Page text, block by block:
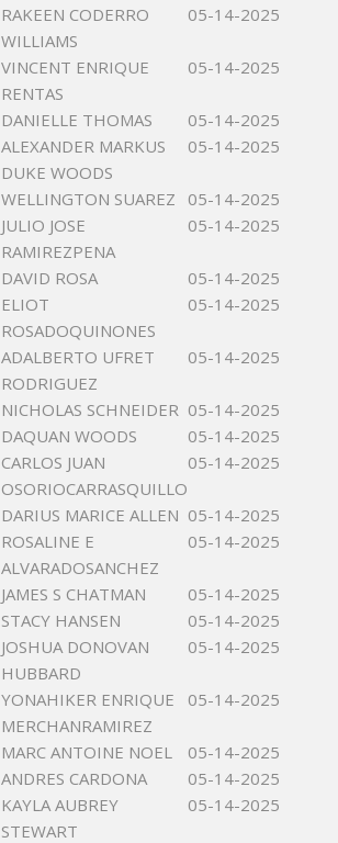
RAKEEN CODERRO
WILLIAMS
05-14-2025
VINCENT ENRIQUE
RENTAS
05-14-2025
DANIELLE THOMAS
05-14-2025
ALEXANDER MARKUS
DUKE WOODS
05-14-2025
WELLINGTON SUAREZ
05-14-2025
JULIO JOSE
RAMIREZPENA
05-14-2025
DAVID ROSA
05-14-2025
ELIOT
ROSADOQUINONES
05-14-2025
ADALBERTO UFRET
RODRIGUEZ
05-14-2025
NICHOLAS SCHNEIDER 05-14-2025
DAQUAN WOODS
05-14-2025
CARLOS JUAN
OSORIOCARRASQUILLO
05-14-2025
DARIUS MARICE ALLEN 05-14-2025
ROSALINE E
ALVARADOSANCHEZ
05-14-2025
JAMES S CHATMAN
05-14-2025
STACY HANSEN
05-14-2025
JOSHUA DONOVAN
HUBBARD
05-14-2025
YONAHIKER ENRIQUE
MERCHANRAMIREZ
05-14-2025
MARC ANTOINE NOEL
05-14-2025
ANDRES CARDONA
05-14-2025
KAYLA AUBREY
STEWART
05-14-2025